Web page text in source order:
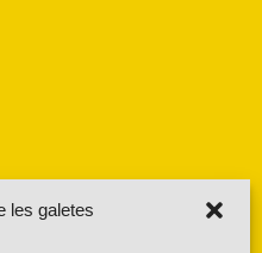
les galetes